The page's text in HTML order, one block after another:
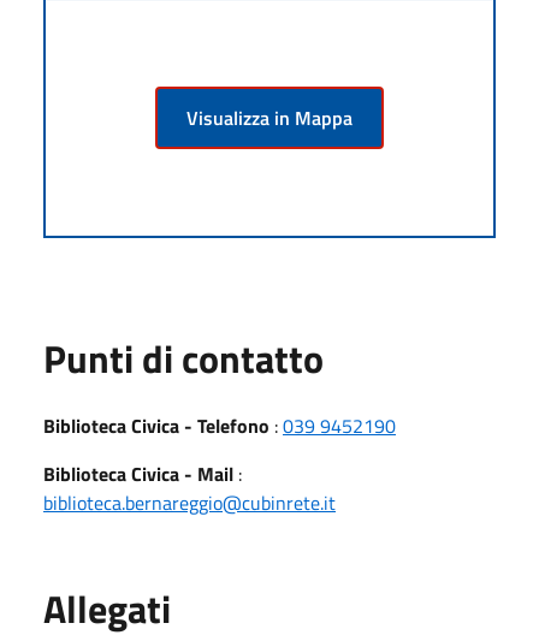
Visualizza in Mappa
Punti di contatto
Biblioteca Civica - Telefono :039 9452190
Biblioteca Civica - Mail :
biblioteca.bernareggio@cubinrete.it
Allegati